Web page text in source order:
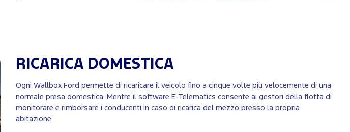
RICARICA DOMESTICA
Ogni Wallbox Ford permette di ricaricare il veicolo fino a cinque volte più velocemente di una
normale presa domestica. Mentre il software E-Telematics consente ai gestori della flotta di
monitorare e rimborsare i conducenti in caso di ricarica del mezzo presso la propria
abitazione.